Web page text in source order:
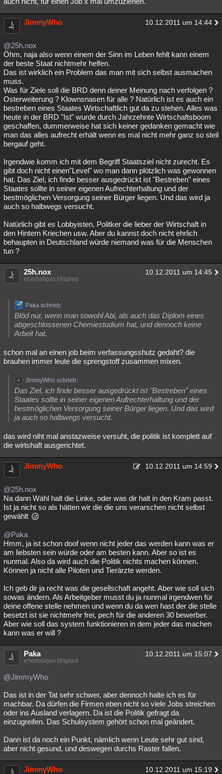
JimmyWho 10.12.2011 um 14:44
@25h.nox
Öhm, naja also wenn einem der Sinn im Leben fehlt kann einem
der beste Staat nichtmehr helfen.
Das ist wirklich ein Problem das man mit sich selbst ausmachen
muss.
Was für Ziele soll die BRD denn deiner Meinung nach verfolgen ?
Osterweiterung ? Klownsnasen für alle ? Natürlich ist es auch ein
bestreben eines Staates Wirtschaftlich gut da zu stehen. Alles was
heute in der BRD "Ist" wurde durch Jahrzehnte Wirtschaftsboom
geschaffen, dummerweise hat sich keiner gedanken gemacht wie
man das alles aufrecht erhält wenn es mal nicht mehr ganz so steil
bergauf geht.
Irgendwie komm ich mit dem Begriff Staatsziel nicht zurecht. Es
gibt doch nicht einen"Level" wo man dann plötzlich was gewonnen
hat. Das Ziel, ich finde besser ausgedrückt ist "Bestreben" eines
Staates sollte in seiner eigenen Aufrechterhaltung und der
bestmöglichen Versorgung seiner Bürger liegen. Und das wird ja
auch so halbwegs versucht.
Natürlich gibt es Lobbyisten, Politker die lieber der Wirtschaft in
den Hintern Kriechen usw. Aber du kannst doch nicht ehrlich
behaupten in Deutschland würde niemand was für die Menschen
tun ?
25h.nox 10.12.2011 um 14:45
ehemaliges Mitglied
Paka schrieb:
Blöd nur, wenn man sowohl Abi, als auch das Diplom eines
abgeschlossenen Chemiestudium hat, und dennoch keine
Arbeit hat.
schon mal an einen job beim verfassungsshutz gedaht? die
brauhen immer leute die sprengstoff zusammen mixen.
JimmyWho schrieb:
Das Ziel, ich finde besser ausgedrückt ist "Bestreben" eines
Staates sollte in seiner eigenen Aufrechterhaltung und der
bestmöglichen Versorgung seiner Bürger liegen. Und das wird
ja auch so halbwegs versucht.
das wird niht mal anstazweise versuht, die politik ist komplett auf
die wirtshaft ausgerichtet.
JimmyWho 10.12.2011 um 14:59
@25h.nox
Na dann Wähl halt die Linke, oder was dir halt in den Kram passt.
Ist ja nicht so als hätten wir die die uns verarschen nicht selbst
gewählt
@Paka
Hmm, ja ist schon doof wenn nicht jeder das werden kann was er
am liebsten sein würde oder am besten kann. Aber so ist es
nunmal. Also da wird auch die Politik nichts machen können.
Können ja nicht alle Piloten und Tierärzte werden.
Ich geb dir ja recht was die gesellschaft angeht. Aber wie soll sich
sowas ändern. Als Arbeitgeber musst du ja nunmal irgendwen für
deine offene stelle nehmen und wenn du da wen hast der die stelle
besetzt ist sie nichtmehr frei, pech für die anderen 30 bewerber.
Aber wie soll das system funktionieren in dem jeder das machen
kann was er will ?
Paka 10.12.2011 um 15:07
ehemaliges Mitglied
@JimmyWho
Das ist in der Tat sehr schwer, aber dennoch halte ich es für
machbar. Da dürfen die Firmen eben nicht so viele Jobs streichen
oder ins Ausland verlagern. Da ist die Politik gefragt da
einzugreifen. Das Schulsystem gehört schon mal geändert.
Dann ist da noch ein Punkt, nämlich wenn Leute sehr gut sind,
aber nicht gesund, und deswegen durchs Raster fallen.
JimmyWho 10.12.2011 um 15:19